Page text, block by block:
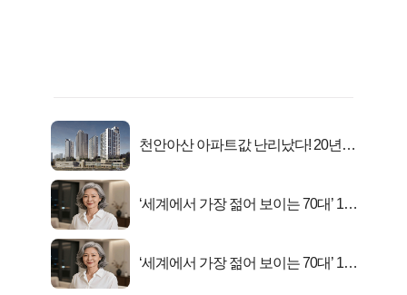
천안아산 아파트값 난리났다! 20년
‘세계에서 가장 젊어 보이는 70대’ 1위
‘세계에서 가장 젊어 보이는 70대’ 1위